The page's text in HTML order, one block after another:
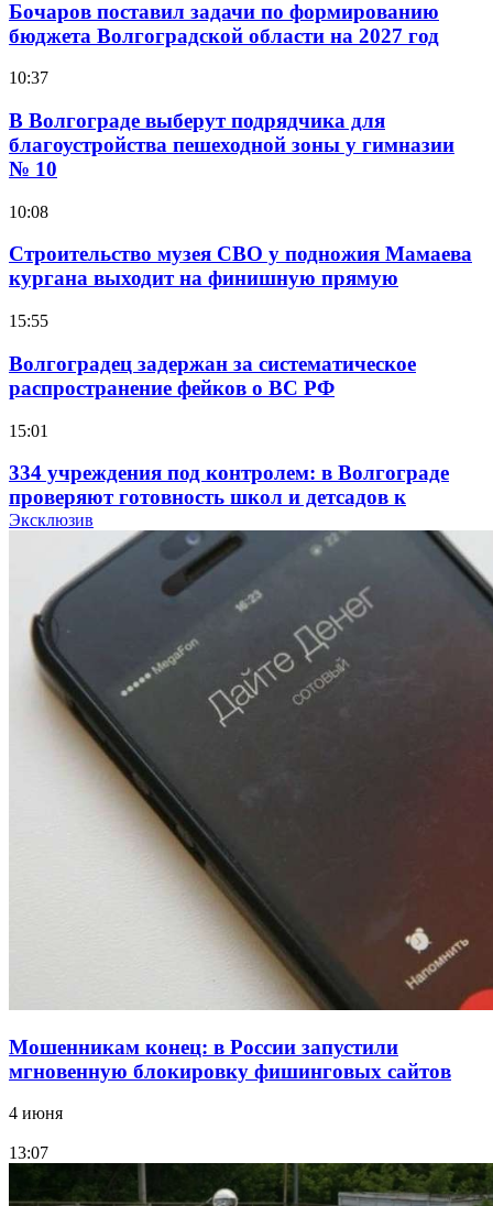
Бочаров поставил задачи по формированию
бюджета Волгоградской области на 2027 год
10:37
В Волгограде выберут подрядчика для
благоустройства пешеходной зоны у гимназии
№ 10
10:08
Строительство музея СВО у подножия Мамаева
кургана выходит на финишную прямую
15:55
Волгоградец задержан за систематическое
распространение фейков о ВС РФ
15:01
334 учреждения под контролем: в Волгограде
проверяют готовность школ и детсадов к
учебному году
Покушение на убийство в Волгограде: девушка
напала на незнакомую женщину с ножом
12:39
Сладкий праздник в Волгограде: в Центральном
парке прошёл фестиваль „Арбузный переполох“
Волгоградские компании нарастили экспорт:
заключены контракты на 3,6 млн долларов
Эксклюзив
Мошенникам конец: в России запустили
мгновенную блокировку фишинговых сайтов
4 июня
13:07